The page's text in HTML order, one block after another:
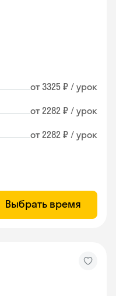
от 3325 ₽ / урок
от 2282 ₽ / урок
от 2282 ₽ / урок
Выбрать время